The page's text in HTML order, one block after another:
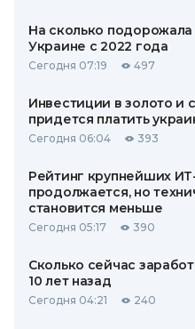
На сколько
Украине с 2022 года
Сегодня 07:19 497
Инвестиции в золото и
придется платить
Сегодня 06:04 393
Рейтинг крупнейших
продолжается, но
становится меньше
Сегодня 05:17 390
Сколько сейчас
10 лет назад
Сегодня 04:21 240